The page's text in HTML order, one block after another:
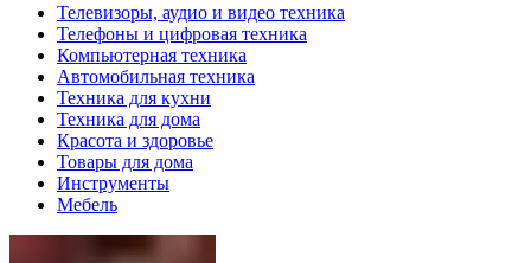
Телевизоры, аудио и видео техника
Телефоны и цифровая техника
Компьютерная техника
Автомобильная техника
Техника для кухни
Техника для дома
Красота и здоровье
Товары для дома
Инструменты
Мебель